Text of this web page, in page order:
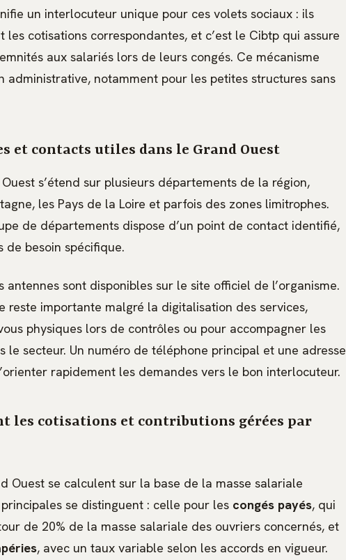
un interlocuteur unique pour ces volets sociaux : ils
les cotisations correspondantes, et c’est le Cibtp qui assure
aux salariés lors de leurs congés. Ce mécanisme
administrative, notamment pour les petites structures sans
et contacts utiles dans le Grand Ouest
s’étend sur plusieurs départements de la région,
les Pays de la Loire et parfois des zones limitrophes.
de départements dispose d’un point de contact identifié,
de besoin spécifique.
antennes sont disponibles sur le site officiel de l’organisme.
reste importante malgré la digitalisation des services,
physiques lors de contrôles ou pour accompagner les
le secteur. Un numéro de téléphone principal et une adresse
rapidement les demandes vers le bon interlocuteur.
les cotisations et contributions gérées par
Ouest se calculent sur la base de la masse salariale
se distinguent : celle pour les congés payés, qui
de 20% de la masse salariale des ouvriers concernés, et
, avec un taux variable selon les accords en vigueur.